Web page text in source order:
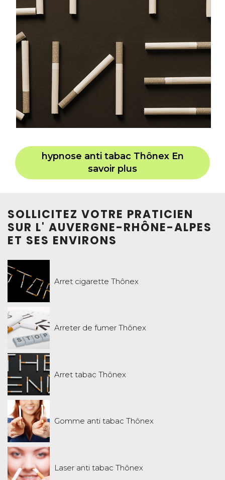
hypnose anti tabac Thônex En
savoir plus
SOLLICITEZ VOTRE PRATICIEN
SUR L' AUVERGNE-RHÔNE-ALPES
ET SES ENVIRONS
Arret cigarette Thônex
Arreter de fumer Thônex
Arret tabac Thônex
Gomme anti tabac Thônex
Laser anti tabac Thônex